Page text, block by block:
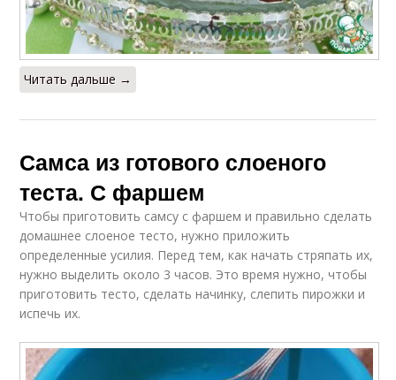
Читать дальше →
Самса из готового слоеного
теста. С фаршем
Чтобы приготовить самсу с фаршем и правильно сделать
домашнее слоеное тесто, нужно приложить
определенные усилия. Перед тем, как начать стряпать их,
нужно выделить около 3 часов. Это время нужно, чтобы
приготовить тесто, сделать начинку, слепить пирожки и
испечь их.